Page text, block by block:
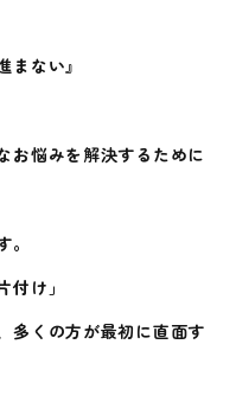
まない』
お悩みを解決するために
け」
多くの方が最初に直面す